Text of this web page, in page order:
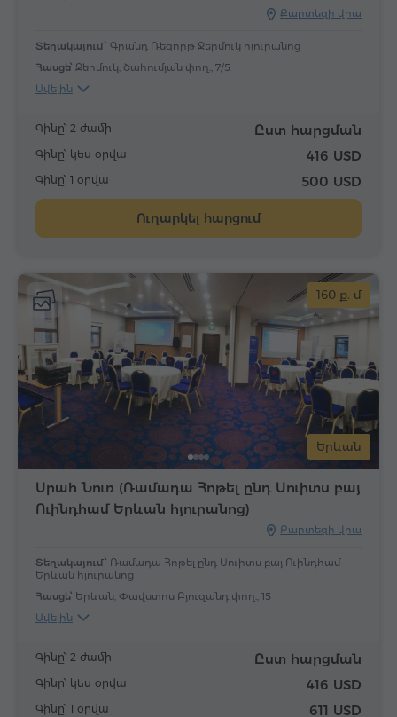
Քարտեզի վրա
Տեղակայում՝ Գրանդ Ռեզորթ Ջերմուկ հյուրանոց
Հասցե՝ Ջերմուկ, Շահումյան փող., 7/5
Ավելին
Գինը՝ 2 ժամի Ըստ հարցման
Գինը՝ կես օրվա 416 USD
Գինը՝ 1 օրվա 500 USD
Ուղարկել հարցում
Երևան
160 ք. մ
Սրահ Նուռ (Ռամադա Հոթել ընդ Սուիտս բայ
Ուինդհամ Երևան հյուրանոց)
Քարտեզի վրա
Տեղակայում՝ Ռամադա Հոթել ընդ Սուիտս բայ Ուինդհամ
Երևան հյուրանոց
Հասցե՝ Երևան, Փավստոս Բյուզանդ փող., 15
Ավելին
Գինը՝ 2 ժամի Ըստ հարցման
Գինը՝ կես օրվա 416 USD
Գինը՝ 1 օրվա 611 USD